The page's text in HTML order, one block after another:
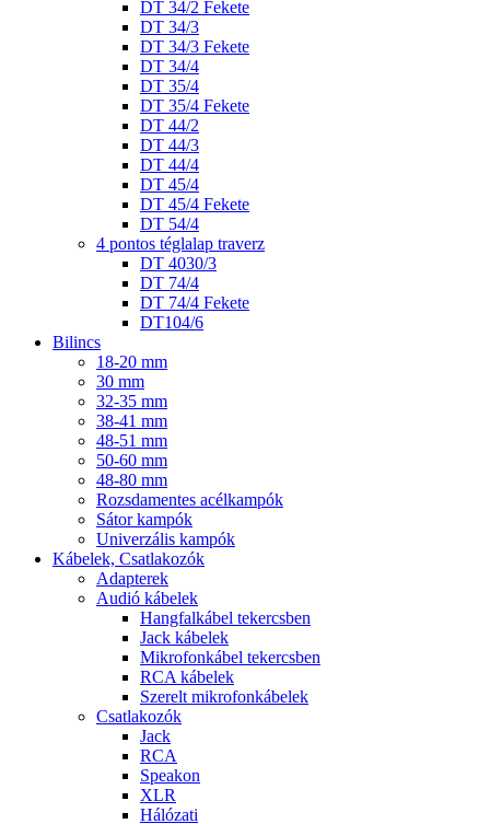
DT 34/2 Fekete
DT 34/3
DT 34/3 Fekete
DT 34/4
DT 35/4
DT 35/4 Fekete
DT 44/2
DT 44/3
DT 44/4
DT 45/4
DT 45/4 Fekete
DT 54/4
4 pontos téglalap traverz
DT 4030/3
DT 74/4
DT 74/4 Fekete
DT104/6
Bilincs
18-20 mm
30 mm
32-35 mm
38-41 mm
48-51 mm
50-60 mm
48-80 mm
Rozsdamentes acélkampók
Sátor kampók
Univerzális kampók
Kábelek, Csatlakozók
Adapterek
Audió kábelek
Hangfalkábel tekercsben
Jack kábelek
Mikrofonkábel tekercsben
RCA kábelek
Szerelt mikrofonkábelek
Csatlakozók
Jack
RCA
Speakon
XLR
Hálózati